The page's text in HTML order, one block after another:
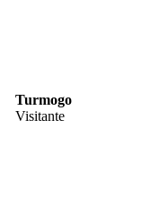
Turmogo
Visitante